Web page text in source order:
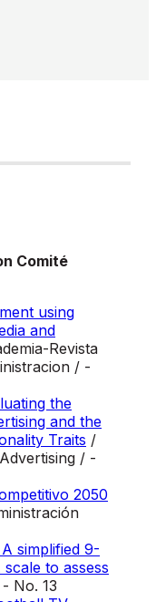
Comité
using
and
Revista
/ -
the
and the
Traits /
/ -
2050
simplified 9-
to assess
No. 13